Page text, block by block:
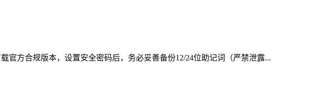
官方合规版本，设置安全密码后，务必妥善备份12/24位助记词（严禁泄露...